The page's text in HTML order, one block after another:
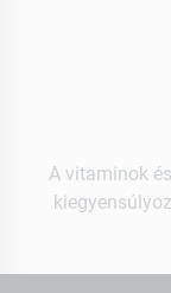
A vitaminok